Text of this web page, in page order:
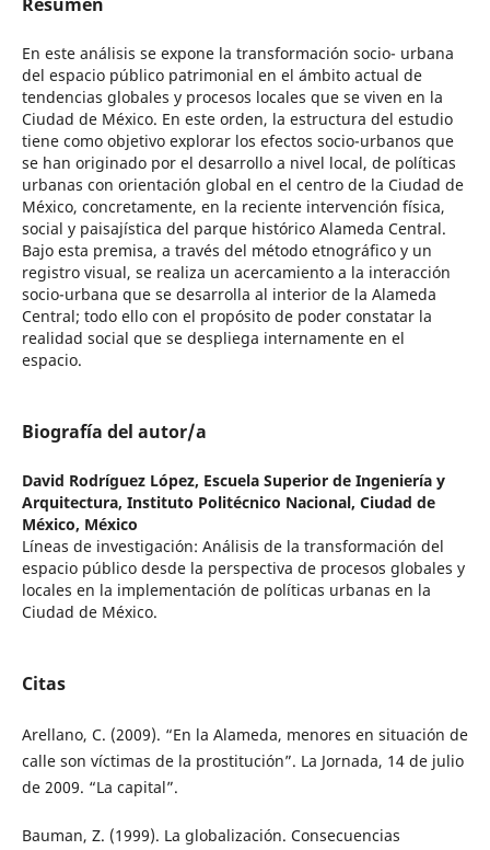
En este análisis se expone la transformación socio- urbana
del espacio público patrimonial en el ámbito actual de
tendencias globales y procesos locales que se viven en la
Ciudad de México. En este orden, la estructura del estudio
tiene como objetivo explorar los efectos socio-urbanos que
se han originado por el desarrollo a nivel local, de políticas
urbanas con orientación global en el centro de la Ciudad de
México, concretamente, en la reciente intervención física,
social y paisajística del parque histórico Alameda Central.
Bajo esta premisa, a través del método etnográfico y un
registro visual, se realiza un acercamiento a la interacción
socio-urbana que se desarrolla al interior de la Alameda
Central; todo ello con el propósito de poder constatar la
realidad social que se despliega internamente en el
espacio.
Biografía del autor/a
David Rodríguez López, Escuela Superior de Ingeniería y
Arquitectura, Instituto Politécnico Nacional, Ciudad de
México, México
Líneas de investigación: Análisis de la transformación del
espacio público desde la perspectiva de procesos globales y
locales en la implementación de políticas urbanas en la
Ciudad de México.
Citas
Arellano, C. (2009). “En la Alameda, menores en situación de
calle son víctimas de la prostitución”. La Jornada, 14 de julio
de 2009. “La capital”.
Bauman, Z. (1999). La globalización. Consecuencias